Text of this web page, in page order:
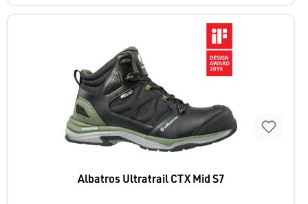
Albatros Ultratrail CTX Mid S7